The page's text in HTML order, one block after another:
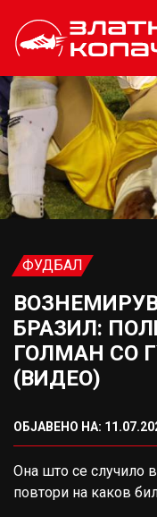
ФУДБАЛ
БРАЗИЛ:
ГОЛМАН СО
(ВИДЕО)
ОБЈАВЕНО НА:
Она што се случило
повтори на каков